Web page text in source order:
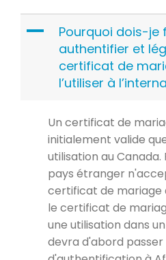
A
Pourquoi dois-je
authentifier et
certificat de
l’utiliser à
Un certificat de
initialement valide
utilisation au
pays étranger
certificat de mariage
le certificat de
une utilisation dans
devra d'abord